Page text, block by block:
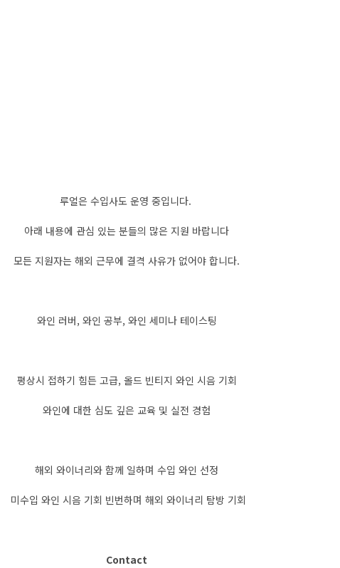
루얼은 수입사도 운영 중입니다.
아래 내용에 관심 있는 분들의 많은 지원 바랍니다
모든 지원자는 해외 근무에 결격 사유가 없어야 합니다.
와인 러버, 와인 공부, 와인 세미나 테이스팅
평상시 접하기 힘든 고급, 올드 빈티지 와인 시음 기회
와인에 대한 심도 깊은 교육 및 실전 경험
해외 와이너리와 함께 일하며 수입 와인 선정
미수입 와인 시음 기회 빈번하며 해외 와이너리 탐방 기회
Contact